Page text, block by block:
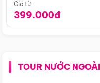
Giá từ:
399.000đ
TOUR NƯỚC NGOÀI